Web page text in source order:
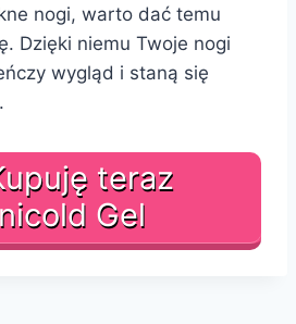
nogi, warto dać temu
Dzięki niemu Twoje nogi
wygląd i staną się
teraz
Gel